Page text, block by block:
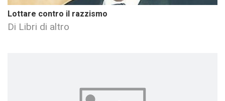
Lottare contro il razzismo
Di Libri di altro